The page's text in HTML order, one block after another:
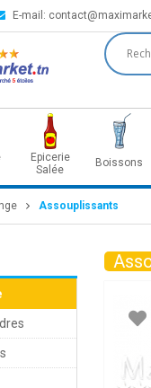
E-mail:
Epicerie
Salée
Boissons
Assouplissants